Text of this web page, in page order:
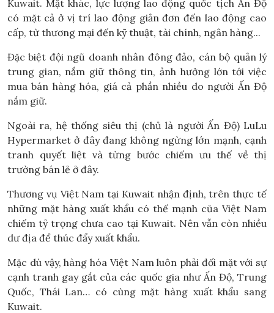
Kuwait. Mặt khác, lực lượng lao động quốc tịch Ấn Độ
có mặt cả ở vị trí lao động giản đơn đến lao động cao
cấp, từ thương mại đến kỹ thuật, tài chính, ngân hàng...
Đặc biệt đội ngũ doanh nhân đông đảo, cán bộ quản lý
trung gian, nắm giữ thông tin, ảnh hưởng lớn tới việc
mua bán hàng hóa, giá cả phần nhiều do người Ấn Độ
nắm giữ.
Ngoài ra, hệ thống siêu thị (chủ là người Ấn Độ) LuLu
Hypermarket ở đây đang không ngừng lớn mạnh, cạnh
tranh quyết liệt và từng bước chiếm ưu thế về thị
trường bán lẻ ở đây.
Thương vụ Việt Nam tại Kuwait nhận định, trên thực tế
những mặt hàng xuất khẩu có thế mạnh của Việt Nam
chiếm tỷ trọng chưa cao tại Kuwait. Nên vẫn còn nhiều
dư địa để thúc đẩy xuất khẩu.
Mặc dù vậy, hàng hóa Việt Nam luôn phải đối mặt với sự
cạnh tranh gay gắt của các quốc gia như Ấn Độ, Trung
Quốc, Thái Lan… có cùng mặt hàng xuất khẩu sang
Kuwait.